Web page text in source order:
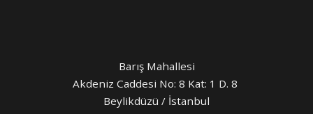
Barış Mahallesi
Akdeniz Caddesi No: 8 Kat: 1 D. 8
Beylikdüzü / İstanbul